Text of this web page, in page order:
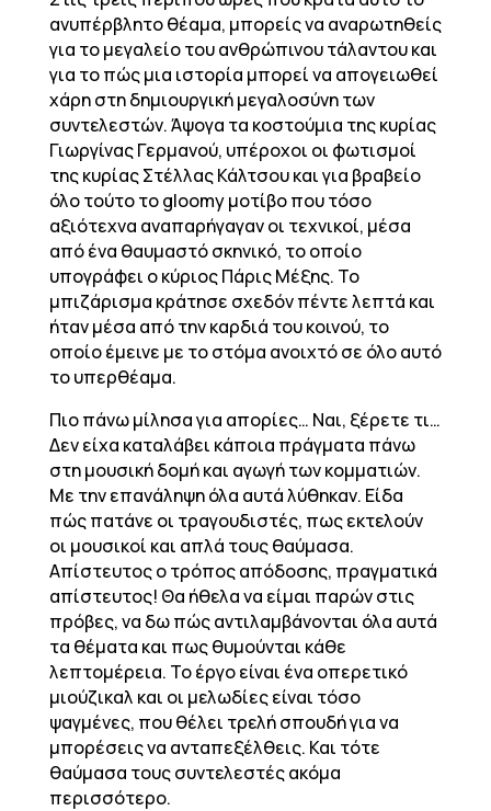
ανυπέρβλητο θέαμα, μπορείς να αναρωτηθείς
για το μεγαλείο του ανθρώπινου τάλαντου και
για το πώς μια ιστορία μπορεί να απογειωθεί
χάρη στη δημιουργική μεγαλοσύνη των
συντελεστών. Άψογα τα κοστούμια της κυρίας
Γιωργίνας Γερμανού, υπέροχοι οι φωτισμοί
της κυρίας Στέλλας Κάλτσου και για βραβείο
όλο τούτο το gloomy μοτίβο που τόσο
αξιότεχνα αναπαρήγαγαν οι τεχνικοί, μέσα
από ένα θαυμαστό σκηνικό, το οποίο
υπογράφει ο κύριος Πάρις Μέξης. Το
μπιζάρισμα κράτησε σχεδόν πέντε λεπτά και
ήταν μέσα από την καρδιά του κοινού, το
οποίο έμεινε με το στόμα ανοιχτό σε όλο αυτό
το υπερθέαμα.
Πιο πάνω μίλησα για απορίες… Ναι, ξέρετε τι…
Δεν είχα καταλάβει κάποια πράγματα πάνω
στη μουσική δομή και αγωγή των κομματιών.
Με την επανάληψη όλα αυτά λύθηκαν. Είδα
πώς πατάνε οι τραγουδιστές, πως εκτελούν
οι μουσικοί και απλά τους θαύμασα.
Απίστευτος ο τρόπος απόδοσης, πραγματικά
απίστευτος! Θα ήθελα να είμαι παρών στις
πρόβες, να δω πώς αντιλαμβάνονται όλα αυτά
τα θέματα και πως θυμούνται κάθε
λεπτομέρεια. Το έργο είναι ένα οπερετικό
μιούζικαλ και οι μελωδίες είναι τόσο
ψαγμένες, που θέλει τρελή σπουδή για να
μπορέσεις να ανταπεξέλθεις. Και τότε
θαύμασα τους συντελεστές ακόμα
περισσότερο.